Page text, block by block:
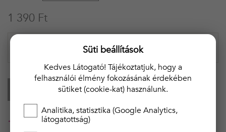
1 390 Ft
KOSÁRBA
20 000 Ft felett ingyenes kiszállítás!!
Süti beállítások
Kedves Látogató! Tájékoztatjuk, hogy a
felhasználói élmény fokozásának érdekében
sütiket (cookie-kat) használunk.
Analitika, statisztika (Google Analytics,
látogatottság)